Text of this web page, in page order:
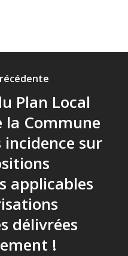
Plan Local
la Commune
incidence sur
applicables
délivrées
!